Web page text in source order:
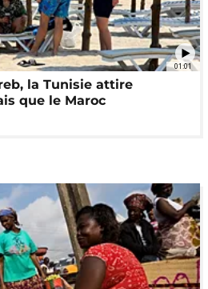
01:01
la Tunisie attire
que le Maroc